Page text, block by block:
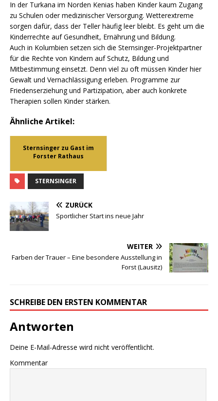
In der Turkana im Norden Kenias haben Kinder kaum Zugang
zu Schulen oder medizinischer Versorgung. Wetterextreme
sorgen dafür, dass der Teller häufig leer bleibt. Es geht um die
Kinderrechte auf Gesundheit, Ernährung und Bildung.
Auch in Kolumbien setzen sich die Sternsinger-Projektpartner
für die Rechte von Kindern auf Schutz, Bildung und
Mitbestimmung einsetzt. Denn viel zu oft müssen Kinder hier
Gewalt und Vernachlässigung erleben. Programme zur
Friedenserziehung und Partizipation, aber auch konkrete
Therapien sollen Kinder stärken.
Ähnliche Artikel:
Sternsinger zu Gast im
Forster Rathaus
STERNSINGER
ZURÜCK
Sportlicher Start ins neue Jahr
WEITER
Farben der Trauer – Eine besondere Ausstellung in
Forst (Lausitz)
SCHREIBE DEN ERSTEN KOMMENTAR
Antworten
Deine E-Mail-Adresse wird nicht veröffentlicht.
Kommentar